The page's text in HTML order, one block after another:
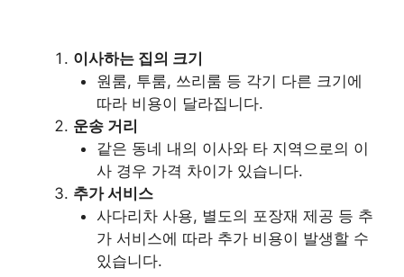
이사하는 집의 크기
원룸, 투룸, 쓰리룸 등 각기 다른 크기에
따라 비용이 달라집니다.
운송 거리
같은 동네 내의 이사와 타 지역으로의 이
사 경우 가격 차이가 있습니다.
추가 서비스
사다리차 사용, 별도의 포장재 제공 등 추
가 서비스에 따라 추가 비용이 발생할 수
있습니다.